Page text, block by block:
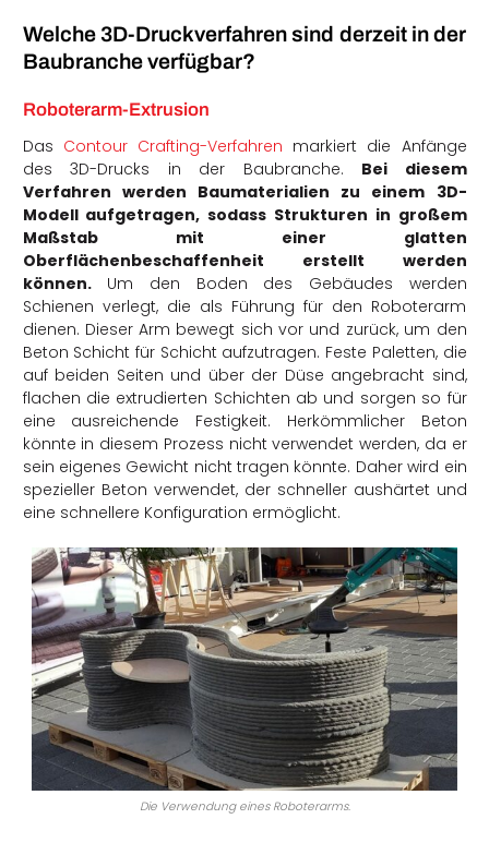
Welche 3D-Druckverfahren sind derzeit in der
Baubranche verfügbar?
Roboterarm-Extrusion
Das Contour Crafting-Verfahren markiert die Anfänge
des 3D-Drucks in der Baubranche. Bei diesem
Verfahren werden Baumaterialien zu einem 3D-
Modell aufgetragen, sodass Strukturen in großem
Maßstab mit einer glatten
Oberflächenbeschaffenheit erstellt werden
können.Um den Boden des Gebäudes werden
Schienen verlegt, die als Führung für den Roboterarm
dienen. Dieser Arm bewegt sich vor und zurück, um den
Beton Schicht für Schicht aufzutragen. Feste Paletten, die
auf beiden Seiten und über der Düse angebracht sind,
flachen die extrudierten Schichten ab und sorgen so für
eine ausreichende Festigkeit. Herkömmlicher Beton
könnte in diesem Prozess nicht verwendet werden, da er
sein eigenes Gewicht nicht tragen könnte. Daher wird ein
spezieller Beton verwendet, der schneller aushärtet und
eine schnellere Konfiguration ermöglicht.
Die Verwendung eines Roboterarms.